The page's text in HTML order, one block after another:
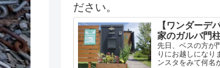
ださい。
【ワンダーデ
家のガルバ門
先日、ベスの方が
りにお越しになり
ンスタをみて何名